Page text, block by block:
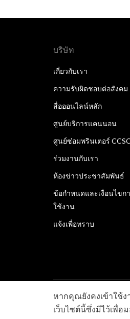
บริษัท
เกี่ยวกับเรา
ความรับผิดชอบต่อสังคม
สื่อออนไลน์หลัก
ศูนย์บริการแคนนอน
ศูนย์ซ่อมพรินเตอร์ CCSC
ร่วมงานกับเรา
ห้องข่าวประชาสัมพันธ์
ข้อกำหนดและเงื่อนไขก
ใช้งาน
แจ้งเพื่อทราบ
ลิขสิทธิ์ © 2026 Canon
หากคุณยังคงเข้าใช้
เว็บไซต์นี้ซึ่งมีไว้เพื่